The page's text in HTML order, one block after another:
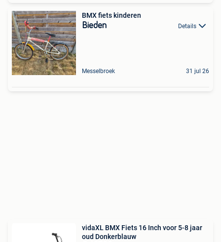
BMX fiets kinderen
Bieden Details
Messelbroek 31 jul 26
vidaXL BMX Fiets 16 Inch voor 5-8 jaar
oud Donkerblauw